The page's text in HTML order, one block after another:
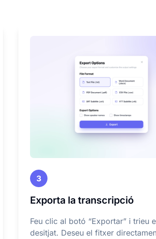
3
Exporta la transcripció
Feu clic al botó “Exportar” i trieu
desitjat. Deseu el fitxer